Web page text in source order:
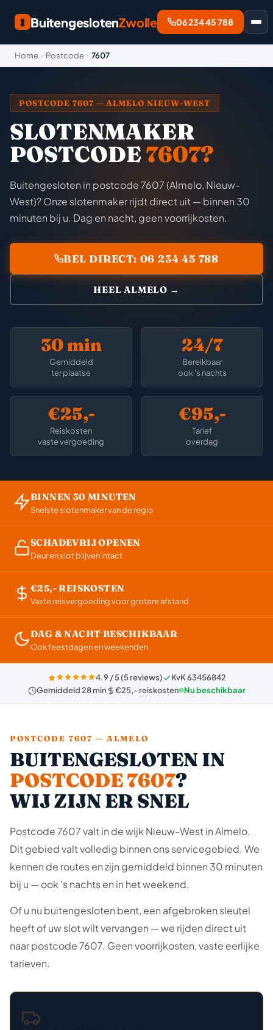
BuitengeslotenZwolle 06 234 45 788
Home › Postcode › 7607
POSTCODE 7607 — ALMELO NIEUW-WEST
SLOTENMAKER
POSTCODE7607?
Buitengesloten in postcode 7607 (Almelo, Nieuw-
West)? Onze slotenmaker rijdt direct uit — binnen 30
minuten bij u. Dag en nacht, geen voorrijkosten.
BEL DIRECT: 06 234 45 788
HEEL ALMELO →
30 min
Gemiddeld
ter plaatse
24/7
Bereikbaar
ook 's nachts
€25,-
Reiskosten
vaste vergoeding
€95,-
Tarief
overdag
BINNEN 30 MINUTEN
Snelste slotenmaker van de regio
SCHADEVRIJ OPENEN
Deur en slot blijven intact
€25,- REISKOSTEN
Vaste reisvergoeding voor grotere afstand
DAG & NACHT BESCHIKBAAR
Ook feestdagen en weekenden
4.9 / 5 (5 reviews)
KvK 63456842
Gemiddeld 28 min
€25,- reiskosten Nu beschikbaar
POSTCODE 7607 — ALMELO
BUITENGESLOTEN IN
POSTCODE 7607?
WIJ ZIJN ER SNEL
Postcode 7607 valt in de wijk Nieuw-West in Almelo.
Dit gebied valt volledig binnen ons servicegebied. We
kennen de routes en zijn gemiddeld binnen 30 minuten
bij u — ook 's nachts en in het weekend.
Of u nu buitengesloten bent, een afgebroken sleutel
heeft of uw slot wilt vervangen — we rijden direct uit
naar postcode 7607. Geen voorrijkosten, vaste eerlijke
tarieven.